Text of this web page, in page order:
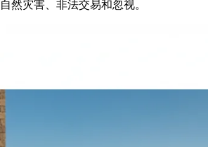
然灾害、非法交易和忽视。